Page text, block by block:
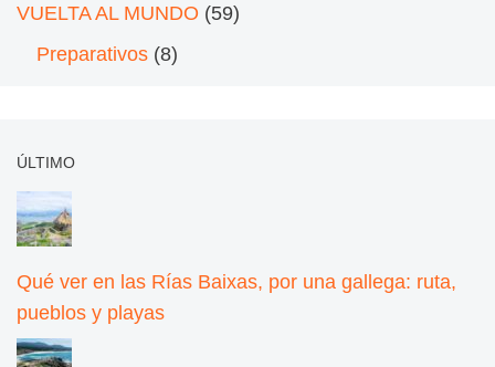
VUELTA AL MUNDO (59)
Preparativos (8)
ÚLTIMO
Qué ver en las Rías Baixas, por una gallega: ruta,
pueblos y playas